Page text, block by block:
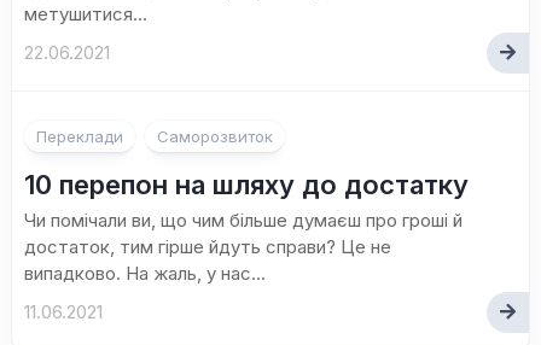
метушитися...
22.06.2021
Переклади Саморозвиток
10 перепон на шляху до достатку
Чи помічали ви, що чим більше думаєш про гроші й
достаток, тим гірше йдуть справи? Це не
випадково. На жаль, у нас...
11.06.2021